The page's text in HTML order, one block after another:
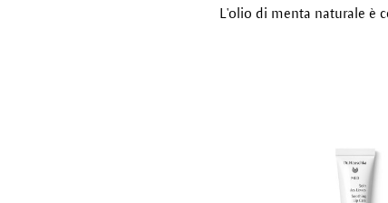
L'olio di menta naturale è